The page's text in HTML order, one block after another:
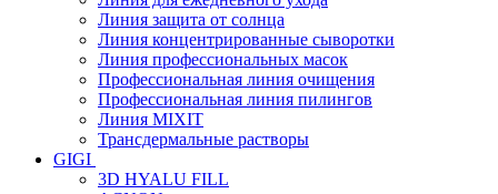
Линия защита от солнца
Линия концентрированные сыворотки
Линия профессиональных масок
Профессиональная линия очищения
Профессиональная линия пилингов
Линия MIXIT
Трансдермальные растворы
GIGI
3D HYALU FILL